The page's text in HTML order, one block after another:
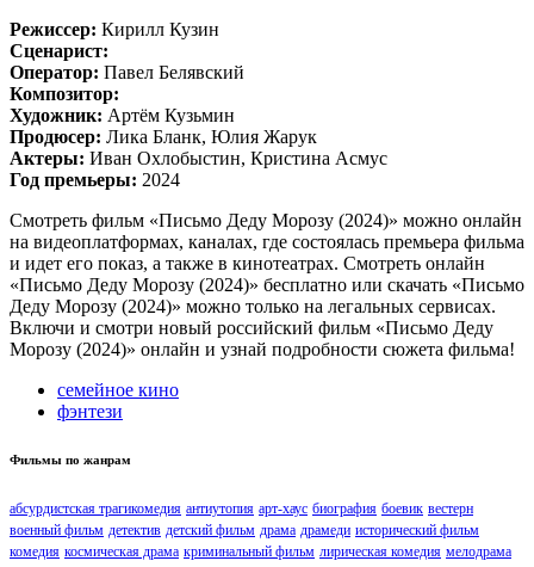
Режиссер: Кирилл Кузин
Сценарист:
Оператор: Павел Белявский
Композитор:
Художник: Артём Кузьмин
Продюсер: Лика Бланк, Юлия Жарук
Актеры: Иван Охлобыстин, Кристина Асмус
Год премьеры: 2024
Смотреть фильм «Письмо Деду Морозу (2024)» можно онлайн
на видеоплатформах, каналах, где состоялась премьера фильма
и идет его показ, а также в кинотеатрах. Смотреть онлайн
«Письмо Деду Морозу (2024)» бесплатно или скачать «Письмо
Деду Морозу (2024)» можно только на легальных сервисах.
Включи и смотри новый российский фильм «Письмо Деду
Морозу (2024)» онлайн и узнай подробности сюжета фильма!
семейное кино
фэнтези
Фильмы по жанрам
абсурдистская трагикомедия антиутопия арт-хаус биография боевик вестерн
военный фильм детектив детский фильм драма драмеди исторический фильм
комедия космическая драма криминальный фильм лирическая комедия мелодрама